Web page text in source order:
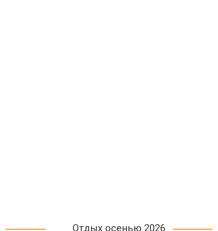
Отдых осенью 2026